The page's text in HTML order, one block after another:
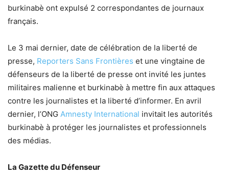
burkinabè ont expulsé 2 correspondantes de journaux
français.
Le 3 mai dernier, date de célébration de la liberté de
presse, Reporters Sans Frontières et une vingtaine de
défenseurs de la liberté de presse ont invité les juntes
militaires malienne et burkinabè à mettre fin aux attaques
contre les journalistes et la liberté d’informer. En avril
dernier, l’ONG Amnesty International invitait les autorités
burkinabè à protéger les journalistes et professionnels
des médias.
La Gazette du Défenseur